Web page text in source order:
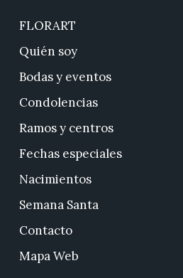
FLORART
Quién soy
Bodas y eventos
Condolencias
Ramos y centros
Fechas especiales
Nacimientos
Semana Santa
Contacto
Mapa Web